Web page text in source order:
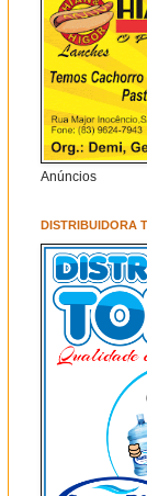
Anúncios
DISTRIBUIDORA